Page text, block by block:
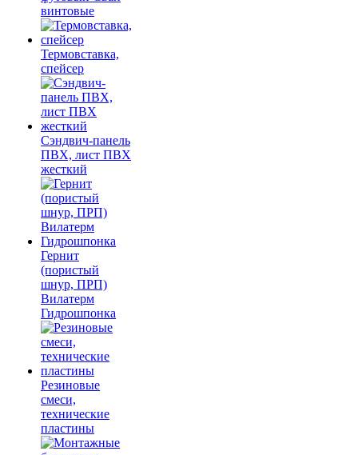
винтовые
Термовставка,
спейсер
Сэндвич-панель
ПВХ, лист ПВХ
жесткий
Гернит
(пористый
шнур, ПРП)
Вилатерм
Гидрошпонка
Резиновые
смеси,
технические
пластины